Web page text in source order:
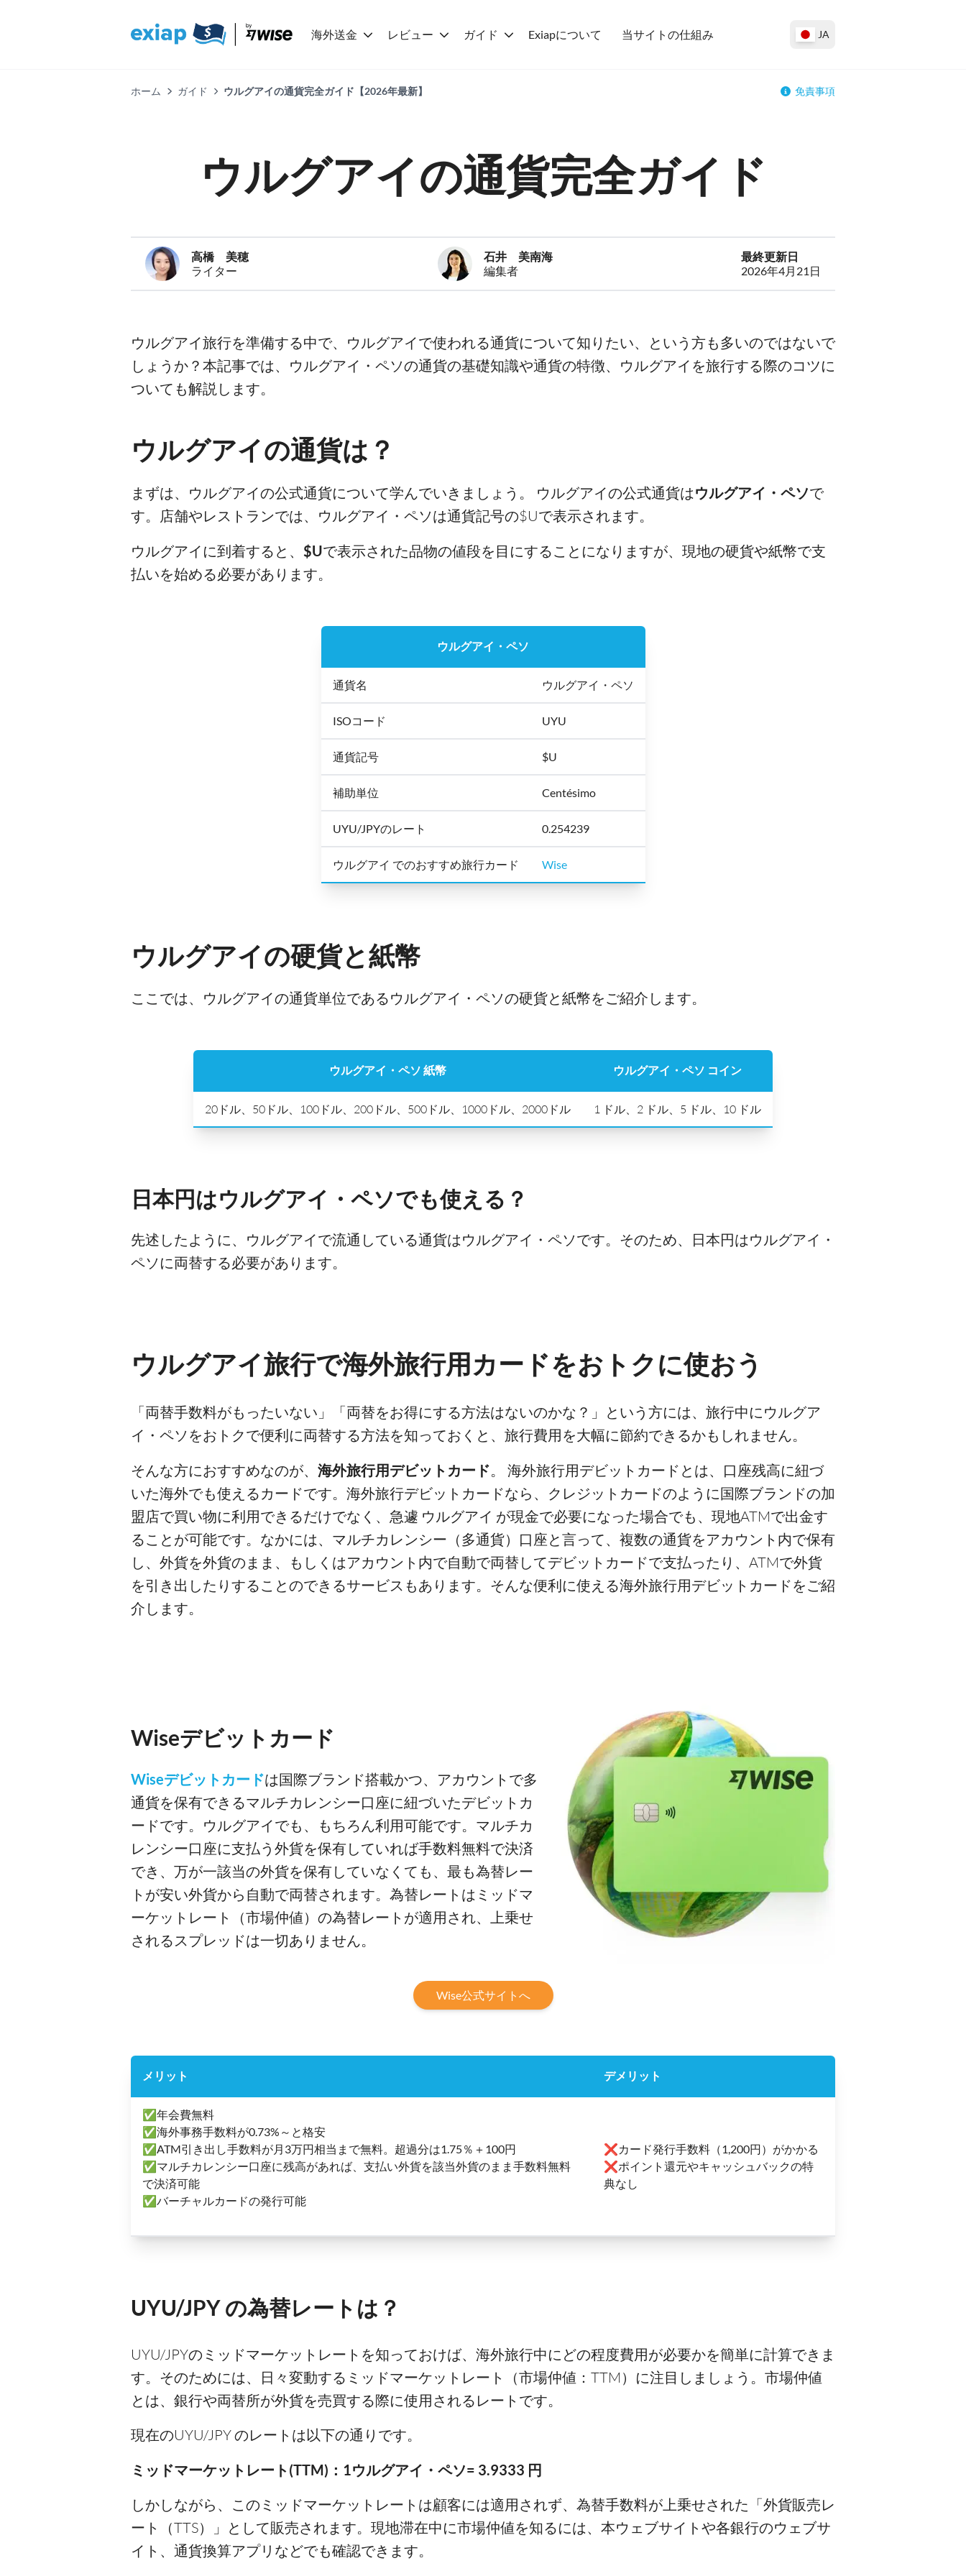
海外送金 レビュー ガイド Exiapについて 当サイトの仕組み JA
ホーム ガイド ウルグアイの通貨完全ガイド【2026年最新】 免責事項
ウルグアイの通貨完全ガイド
高橋 美穂
ライター
石井 美南海
編集者
最終更新日
2026年4月21日
ウルグアイ旅行を準備する中で、ウルグアイで使われる通貨について知りたい、という方も多いのではないで
しょうか？本記事では、ウルグアイ・ペソの通貨の基礎知識や通貨の特徴、ウルグアイを旅行する際のコツに
ついても解説します。
ウルグアイの通貨は？
まずは、ウルグアイの公式通貨について学んでいきましょう。 ウルグアイの公式通貨はウルグアイ・ペソで
す。店舗やレストランでは、ウルグアイ・ペソは通貨記号の$Uで表示されます。
ウルグアイに到着すると、 $Uで表示された品物の値段を目にすることになりますが、現地の硬貨や紙幣で支
払いを始める必要があります。
ウルグアイ・ペソ
通貨名 ウルグアイ・ペソ
ISOコード UYU
通貨記号 $U
補助単位 Centésimo
UYU/JPYのレート 0.254239
ウルグアイ でのおすすめ旅行カード Wise
ウルグアイの硬貨と紙幣
ここでは、ウルグアイの通貨単位であるウルグアイ・ペソの硬貨と紙幣をご紹介します。
ウルグアイ・ペソ 紙幣 ウルグアイ・ペソ コイン
20ドル、50ドル、100ドル、200ドル、500ドル、1000ドル、2000ドル 1 ドル、2 ドル、5 ドル、10 ドル
日本円はウルグアイ・ペソでも使える？
先述したように、ウルグアイで流通している通貨はウルグアイ・ペソです。そのため、日本円はウルグアイ・
ペソに両替する必要があります。
ウルグアイ旅行で海外旅行用カードをおトクに使おう
「両替手数料がもったいない」「両替をお得にする方法はないのかな？」という方には、旅行中にウルグア
イ・ペソをおトクで便利に両替する方法を知っておくと、旅行費用を大幅に節約できるかもしれません。
そんな方におすすめなのが、 海外旅行用デビットカード。 海外旅行用デビットカードとは、口座残高に紐づ
いた海外でも使えるカードです。海外旅行デビットカードなら、クレジットカードのように国際ブランドの加
盟店で買い物に利用できるだけでなく、急遽 ウルグアイ が現金で必要になった場合でも、現地ATMで出金す
ることが可能です。なかには、マルチカレンシー（多通貨）口座と言って、複数の通貨をアカウント内で保有
し、外貨を外貨のまま、もしくはアカウント内で自動で両替してデビットカードで支払ったり、ATMで外貨
を引き出したりすることのできるサービスもあります。そんな便利に使える海外旅行用デビットカードをご紹
介します。
Wiseデビットカード
Wiseデビットカードは国際ブランド搭載かつ、アカウントで多
通貨を保有できるマルチカレンシー口座に紐づいたデビットカ
ードです。ウルグアイでも、もちろん利用可能です。マルチカ
レンシー口座に支払う外貨を保有していれば手数料無料で決済
でき、万が一該当の外貨を保有していなくても、最も為替レー
トが安い外貨から自動で両替されます。為替レートはミッドマ
ーケットレート（市場仲値）の為替レートが適用され、上乗せ
されるスプレッドは一切ありません。
Wise公式サイトへ
メリット デメリット
✅年会費無料
✅海外事務手数料が0.73%～と格安
✅ATM引き出し手数料が月3万円相当まで無料。超過分は1.75％＋100円
✅マルチカレンシー口座に残高があれば、支払い外貨を該当外貨のまま手数料無料
で決済可能
✅バーチャルカードの発行可能
❌カード発行手数料（1,200円）がかかる
❌ポイント還元やキャッシュバックの特
典なし
UYU/JPY の為替レートは？
UYU/JPYのミッドマーケットレートを知っておけば、海外旅行中にどの程度費用が必要かを簡単に計算できま
す。そのためには、日々変動するミッドマーケットレート（市場仲値：TTM）に注目しましょう。市場仲値
とは、銀行や両替所が外貨を売買する際に使用されるレートです。
現在のUYU/JPY のレートは以下の通りです。
ミッドマーケットレート(TTM)：1ウルグアイ・ペソ= 3.9333 円
しかしながら、このミッドマーケットレートは顧客には適用されず、為替手数料が上乗せされた「外貨販売レ
ート（TTS）」として販売されます。現地滞在中に市場仲値を知るには、本ウェブサイトや各銀行のウェブサ
イト、通貨換算アプリなどでも確認できます。